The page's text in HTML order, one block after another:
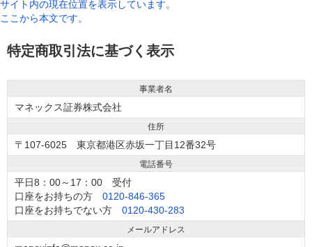
サイト内の現在位置を表示しています。
ここから本文です。
特定商取引法に基づく表示
事業者名
マネックス証券株式会社
住所
〒107-6025 東京都港区赤坂一丁目12番32号
電話番号
平日8：00～17：00 受付
口座をお持ちの方 0120-846-365
口座をお持ちでない方 0120-430-283
メールアドレス